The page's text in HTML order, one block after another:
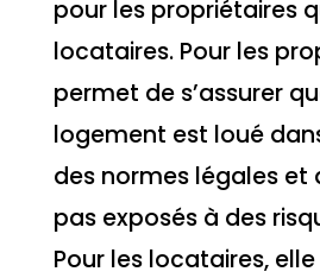
pour les propriétaires
locataires. Pour les
permet de s’assurer
logement est loué
des normes légales et
pas exposés à des
Pour les locataires,